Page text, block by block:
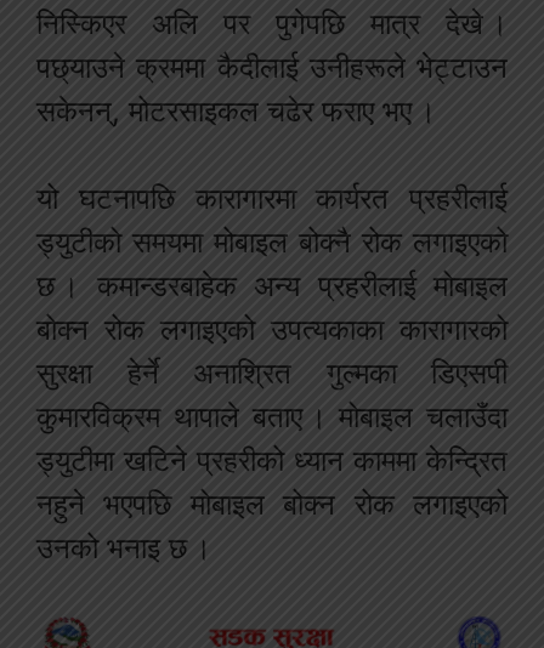
निस्किएर अलि पर पुगेपछि मात्र देखे ।
पछ्याउने क्रममा कैदीलाई उनीहरूले भेट्टाउन
सकेनन्, मोटरसाइकल चढेर फराए भए ।
यो घटनापछि कारागारमा कार्यरत प्रहरीलाई
ड्युटीको समयमा मोबाइल बोक्नै रोक लगाइएको
छ । कमान्डरबाहेक अन्य प्रहरीलाई मोबाइल
बोक्न रोक लगाइएको उपत्यकाका कारागारको
सुरक्षा हेर्ने अनाश्रित गुल्मका डिएसपी
कुमारविक्रम थापाले बताए । मोबाइल चलाउँदा
ड्युटीमा खटिने प्रहरीको ध्यान काममा केन्द्रित
नहुने भएपछि मोबाइल बोक्न रोक लगाइएको
उनको भनाइ छ ।